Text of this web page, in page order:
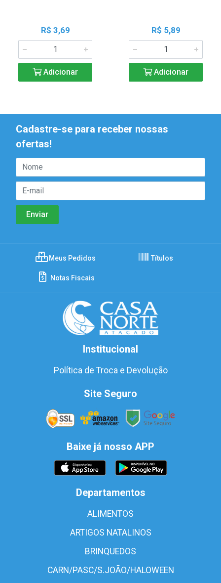
R$ 3,69
Adicionar
R$ 5,89
Adicionar
Cadastre-se para receber nossas
ofertas!
Meus Pedidos Títulos
Notas Fiscais
Institucional
Política de Troca e Devolução
Site Seguro
Baixe já nosso APP
Departamentos
ALIMENTOS
ARTIGOS NATALINOS
BRINQUEDOS
CARN/PASC/S.JOÃO/HALOWEEN